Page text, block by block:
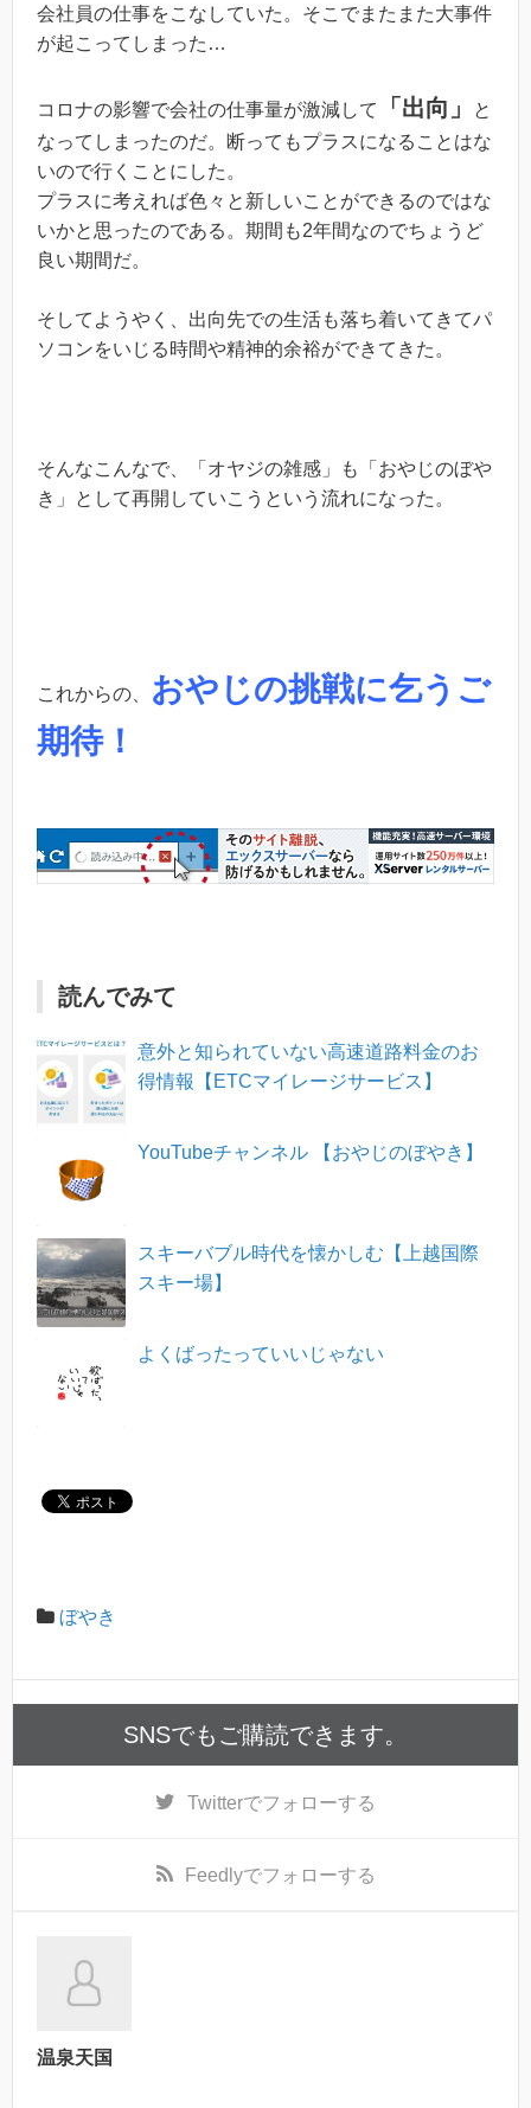
会社員の仕事をこなしていた。そこでまたまた大事件
が起こってしまった…
コロナの影響で会社の仕事量が激減して 「出向」
と
なってしまったのだ。断ってもプラスになることはな
いので行くことにした。
プラスに考えれば色々と新しいことができるのではな
いかと思ったのである。期間も2年間なのでちょうど
良い期間だ。
そしてようやく、出向先での生活も落ち着いてきてパ
ソコンをいじる時間や精神的余裕ができてきた。
そんなこんなで、「オヤジの雑感」も「おやじのぼや
き」として再開していこうという流れになった。
これからの、
おやじの挑戦に乞うご
期待！
読んでみて
意外と知られていない高速道路料金のお
得情報【ETCマイレージサービス】
YouTubeチャンネル 【おやじのぼやき】
スキーバブル時代を懐かしむ【上越国際
スキー場】
よくばったっていいじゃない
ぼやき
SNSでもご購読できます。
Twitterでフォローする
Feedlyでフォローする
温泉天国